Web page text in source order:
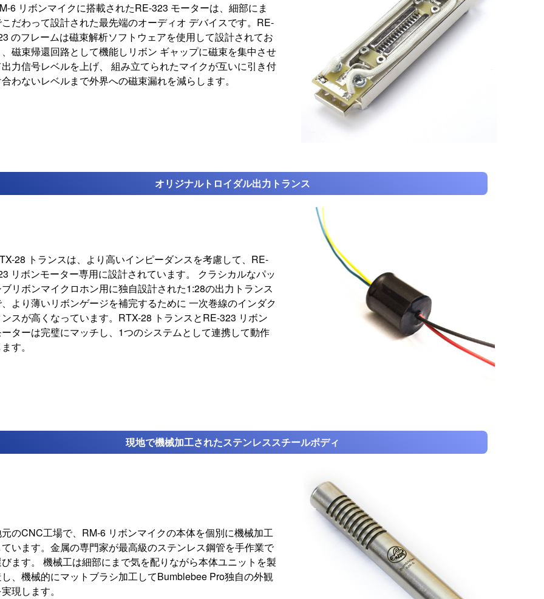
6 リボンマイクに搭載されたRE-323 モーターは、細部にま
だわって設計された最先端のオーディオ デバイスです。RE-
のフレームは磁束解析ソフトウェアを使用して設計されてお
磁束帰還回路として機能しリボン ギャップに磁束を集中させ
力信号レベルを上げ、 組み立てられたマイクが互いに引き付
わないレベルまで外界への磁束漏れを減らします。
オリジナルトロイダル出力トランス
28 トランスは、より高いインピーダンスを考慮して、RE-
リボンモーター専用に設計されています。 クラシカルなパッ
リボンマイクロホン用に独自設計された1:28の出力トランス
より薄いリボンゲージを補完するために 一次巻線のインダク
スが高くなっています。RTX-28 トランスとRE-323 リボン
ターは完璧にマッチし、1つのシステムとして連携して動作
す。
現地で機械加工されたステンレススチールボディ
のCNC工場で、RM-6 リボンマイクの本体を個別に機械加工
います。金属の専門家が最高級のステンレス鋼管を手作業で
ます。 機械工は細部にまで気を配りながら本体ユニットを製
、機械的にマットブラシ加工してBumblebee Pro独自の外観
現します。